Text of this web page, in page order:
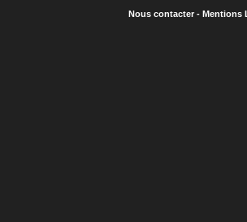
Nous contacter- Mentions